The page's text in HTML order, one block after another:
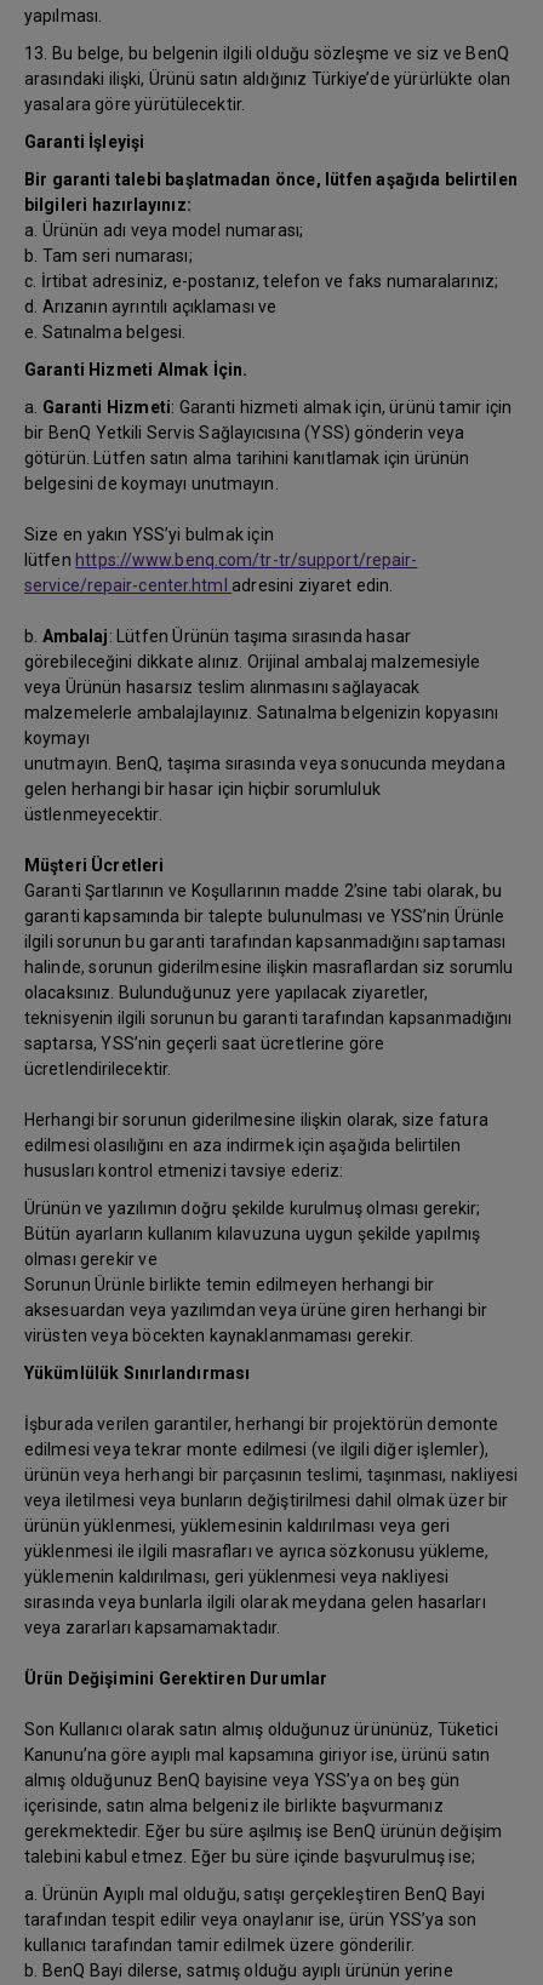
yapılması.
13. Bu belge, bu belgenin ilgili olduğu sözleşme ve siz ve BenQ
arasındaki ilişki, Ürünü satın aldığınız Türkiye’de yürürlükte olan
yasalara göre yürütülecektir.
Garanti İşleyişi
Bir garanti talebi başlatmadan önce, lütfen aşağıda belirtilen
bilgileri hazırlayınız:
a. Ürünün adı veya model numarası;
b. Tam seri numarası;
c. İrtibat adresiniz, e-postanız, telefon ve faks numaralarınız;
d. Arızanın ayrıntılı açıklaması ve
e. Satınalma belgesi.
Garanti Hizmeti Almak İçin.
a. Garanti Hizmeti: Garanti hizmeti almak için, ürünü tamir için
bir BenQ Yetkili Servis Sağlayıcısına (YSS) gönderin veya
götürün. Lütfen satın alma tarihini kanıtlamak için ürünün
belgesini de koymayı unutmayın.
Size en yakın YSS’yi bulmak için
lütfen https://www.benq.com/tr-tr/support/repair-
service/repair-center.html adresini ziyaret edin.
b. Ambalaj: Lütfen Ürünün taşıma sırasında hasar
görebileceğini dikkate alınız. Orijinal ambalaj malzemesiyle
veya Ürünün hasarsız teslim alınmasını sağlayacak
malzemelerle ambalajlayınız. Satınalma belgenizin kopyasını
koymayı
unutmayın. BenQ, taşıma sırasında veya sonucunda meydana
gelen herhangi bir hasar için hiçbir sorumluluk
üstlenmeyecektir.
Müşteri Ücretleri
Garanti Şartlarının ve Koşullarının madde 2’sine tabi olarak, bu
garanti kapsamında bir talepte bulunulması ve YSS’nin Ürünle
ilgili sorunun bu garanti tarafından kapsanmadığını saptaması
halinde, sorunun giderilmesine ilişkin masraflardan siz sorumlu
olacaksınız. Bulunduğunuz yere yapılacak ziyaretler,
teknisyenin ilgili sorunun bu garanti tarafından kapsanmadığını
saptarsa, YSS’nin geçerli saat ücretlerine göre
ücretlendirilecektir.
Herhangi bir sorunun giderilmesine ilişkin olarak, size fatura
edilmesi olasılığını en aza indirmek için aşağıda belirtilen
hususları kontrol etmenizi tavsiye ederiz:
Ürünün ve yazılımın doğru şekilde kurulmuş olması gerekir;
Bütün ayarların kullanım kılavuzuna uygun şekilde yapılmış
olması gerekir ve
Sorunun Ürünle birlikte temin edilmeyen herhangi bir
aksesuardan veya yazılımdan veya ürüne giren herhangi bir
virüsten veya böcekten kaynaklanmaması gerekir.
Yükümlülük Sınırlandırması
İşburada verilen garantiler, herhangi bir projektörün demonte
edilmesi veya tekrar monte edilmesi (ve ilgili diğer işlemler),
ürünün veya herhangi bir parçasının teslimi, taşınması, nakliyesi
veya iletilmesi veya bunların değiştirilmesi dahil olmak üzer bir
ürünün yüklenmesi, yüklemesinin kaldırılması veya geri
yüklenmesi ile ilgili masrafları ve ayrıca sözkonusu yükleme,
yüklemenin kaldırılması, geri yüklenmesi veya nakliyesi
sırasında veya bunlarla ilgili olarak meydana gelen hasarları
veya zararları kapsamamaktadır.
Ürün Değişimini Gerektiren Durumlar
Son Kullanıcı olarak satın almış olduğunuz ürününüz, Tüketici
Kanunu’na göre ayıplı mal kapsamına giriyor ise, ürünü satın
almış olduğunuz BenQ bayisine veya YSS’ya on beş gün
içerisinde, satın alma belgeniz ile birlikte başvurmanız
gerekmektedir. Eğer bu süre aşılmış ise BenQ ürünün değişim
talebini kabul etmez. Eğer bu süre içinde başvurulmuş ise;
a. Ürünün Ayıplı mal olduğu, satışı gerçekleştiren BenQ Bayi
tarafından tespit edilir veya onaylanır ise, ürün YSS’ya son
kullanıcı tarafından tamir edilmek üzere gönderilir.
b. BenQ Bayi dilerse, satmış olduğu ayıplı ürünün yerine